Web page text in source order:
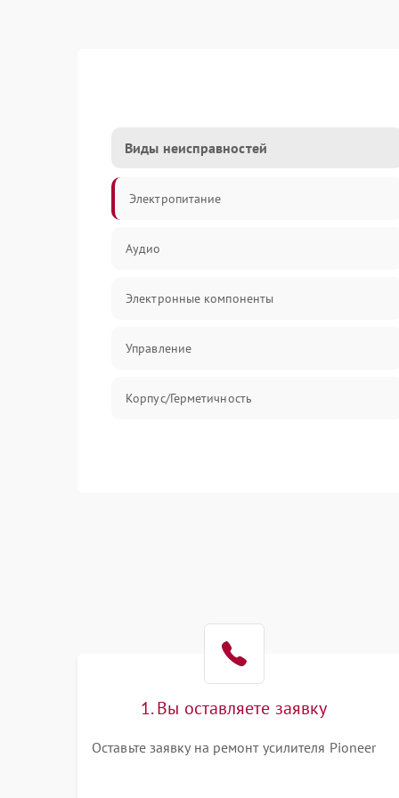
Виды неисправностей
Электропитание
Аудио
Электронные компоненты
Управление
Корпус/Герметичность
1. Вы оставляете заявку
Оставьте заявку на ремонт усилителя Pioneer